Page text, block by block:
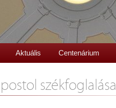
Aktuális Centenárium
székfoglalása